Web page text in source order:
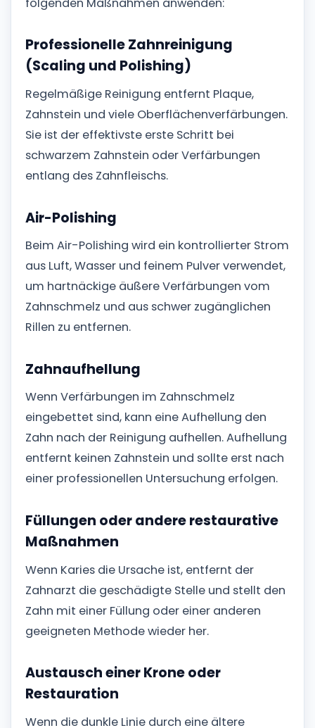
Professionelle Zahnreinigung
(Scaling und Polishing)
Regelmäßige Reinigung entfernt Plaque,
Zahnstein und viele Oberflächenverfärbungen.
Sie ist der effektivste erste Schritt bei
schwarzem Zahnstein oder Verfärbungen
entlang des Zahnfleischs.
Air-Polishing
Beim Air-Polishing wird ein kontrollierter Strom
aus Luft, Wasser und feinem Pulver verwendet,
um hartnäckige äußere Verfärbungen vom
Zahnschmelz und aus schwer zugänglichen
Rillen zu entfernen.
Zahnaufhellung
Wenn Verfärbungen im Zahnschmelz
eingebettet sind, kann eine Aufhellung den
Zahn nach der Reinigung aufhellen. Aufhellung
entfernt keinen Zahnstein und sollte erst nach
einer professionellen Untersuchung erfolgen.
Füllungen oder andere restaurative
Maßnahmen
Wenn Karies die Ursache ist, entfernt der
Zahnarzt die geschädigte Stelle und stellt den
Zahn mit einer Füllung oder einer anderen
geeigneten Methode wieder her.
Austausch einer Krone oder
Restauration
Wenn die dunkle Linie durch eine ältere